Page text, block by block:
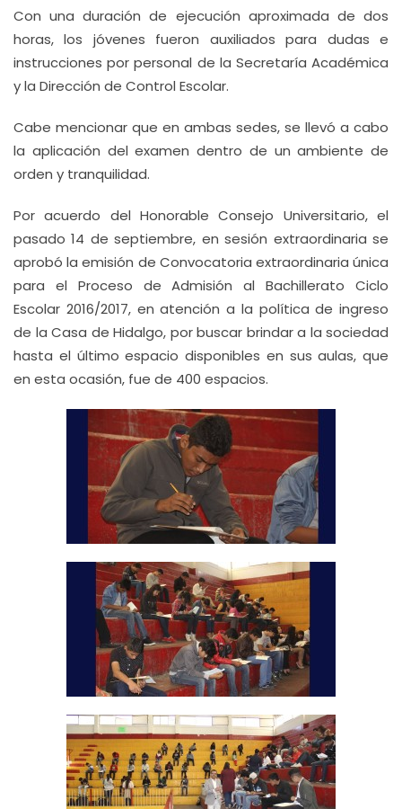
Con una duración de ejecución aproximada de dos
horas, los jóvenes fueron auxiliados para dudas e
instrucciones por personal de la Secretaría Académica
y la Dirección de Control Escolar.
Cabe mencionar que en ambas sedes, se llevó a cabo
la aplicación del examen dentro de un ambiente de
orden y tranquilidad.
Por acuerdo del Honorable Consejo Universitario, el
pasado 14 de septiembre, en sesión extraordinaria se
aprobó la emisión de Convocatoria extraordinaria única
para el Proceso de Admisión al Bachillerato Ciclo
Escolar 2016/2017, en atención a la política de ingreso
de la Casa de Hidalgo, por buscar brindar a la sociedad
hasta el último espacio disponibles en sus aulas, que
en esta ocasión, fue de 400 espacios.